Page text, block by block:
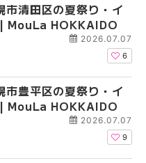
清田区の夏祭り・イ
MouLa HOKKAIDO
2026.07.07
6
豊平区の夏祭り・イ
MouLa HOKKAIDO
2026.07.07
9
2026年夏 札幌市白石
ベントまとめ |
2026年夏 札幌市手稲
ベントまとめ |
2026年夏 札幌市白石
ベントまとめ |
2026年夏 札幌市西区
ントまとめ | MouLa